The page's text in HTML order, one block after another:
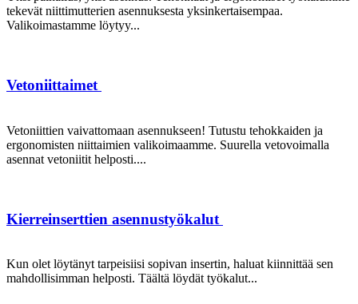
tekevät niittimutterien asennuksesta yksinkertaisempaa.
Valikoimastamme löytyy...
Vetoniittaimet
Vetoniittien vaivattomaan asennukseen! Tutustu tehokkaiden ja
ergonomisten niittaimien valikoimaamme. Suurella vetovoimalla
asennat vetoniitit helposti....
Kierreinserttien asennustyökalut
Kun olet löytänyt tarpeisiisi sopivan insertin, haluat kiinnittää sen
mahdollisimman helposti. Täältä löydät työkalut...